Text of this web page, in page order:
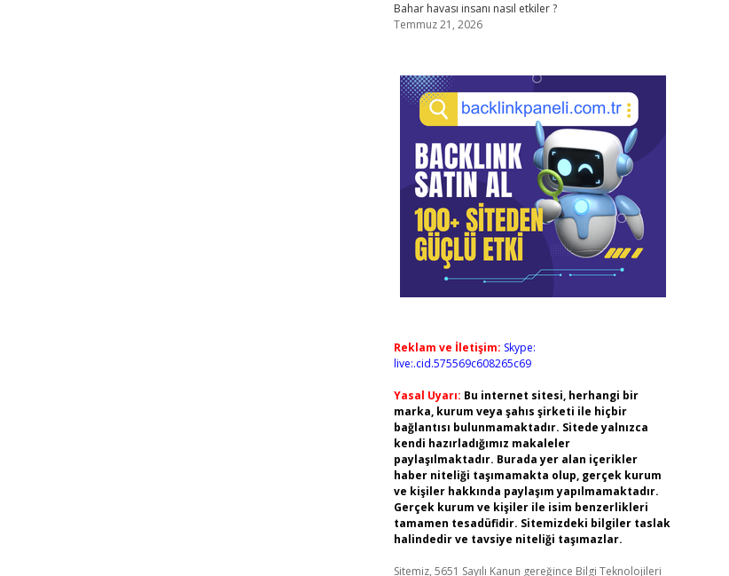
Bahar havası insanı nasıl etkiler ?
Temmuz 21, 2026
Reklam ve İletişim: Skype:
live:.cid.575569c608265c69
Yasal Uyarı: Bu internet sitesi, herhangi bir
marka, kurum veya şahıs şirketi ile hiçbir
bağlantısı bulunmamaktadır. Sitede yalnızca
kendi hazırladığımız makaleler
paylaşılmaktadır. Burada yer alan içerikler
haber niteliği taşımamakta olup, gerçek kurum
ve kişiler hakkında paylaşım yapılmamaktadır.
Gerçek kurum ve kişiler ile isim benzerlikleri
tamamen tesadüfidir. Sitemizdeki bilgiler taslak
halindedir ve tavsiye niteliği taşımazlar.
Sitemiz, 5651 Sayılı Kanun gereğince Bilgi Teknolojileri